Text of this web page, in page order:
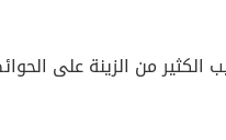
من الزينة على